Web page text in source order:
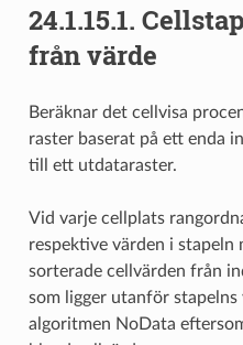
24.1.15.1.
från värde
Beräknar det cellvisa
raster baserat på ett enda
till ett utdataraster.
Vid varje cellplats
respektive värden i stapeln
sorterade cellvärden från
som ligger utanför
algoritmen NoData